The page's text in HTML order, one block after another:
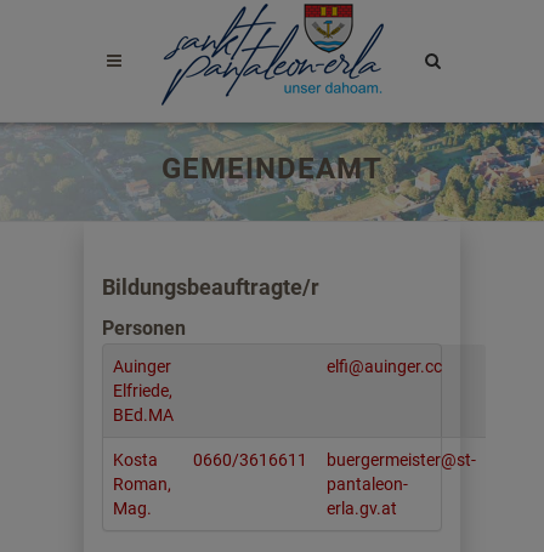
Site
GEMEINDEAMT
Bildungsbeauftragte/r
Personen
Auinger
Elfriede,
BEd.MA
elfi@auinger.cc
Kosta
Roman,
Mag.
0660/3616611
buergermeister@st-
pantaleon-
erla.gv.at